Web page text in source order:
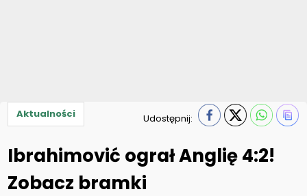
Aktualności Udostępnij:
Ibrahimović ograł Anglię 4:2!
Zobacz bramki